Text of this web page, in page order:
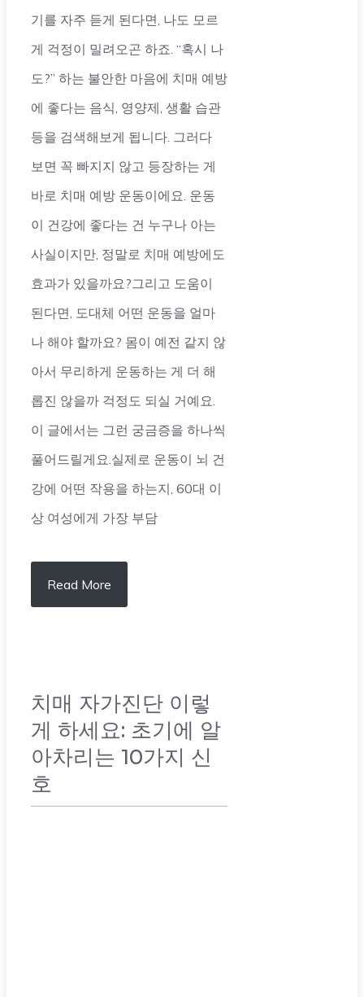
기를 자주 듣게 된다면, 나도 모르
게 걱정이 밀려오곤 하죠. “혹시 나
도?” 하는 불안한 마음에 치매 예방
에 좋다는 음식, 영양제, 생활 습관
등을 검색해보게 됩니다. 그러다
보면 꼭 빠지지 않고 등장하는 게
바로 치매 예방 운동이에요. 운동
이 건강에 좋다는 건 누구나 아는
사실이지만, 정말로 치매 예방에도
효과가 있을까요?그리고 도움이
된다면, 도대체 어떤 운동을 얼마
나 해야 할까요? 몸이 예전 같지 않
아서 무리하게 운동하는 게 더 해
롭진 않을까 걱정도 되실 거예요.
이 글에서는 그런 궁금증을 하나씩
풀어드릴게요.실제로 운동이 뇌 건
강에 어떤 작용을 하는지, 60대 이
상 여성에게 가장 부담
Read More
치매 자가진단 이렇
게 하세요: 초기에 알
아차리는 10가지 신
호